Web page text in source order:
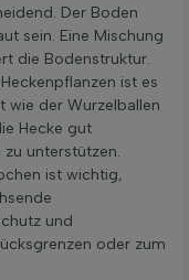
Der Boden
sein. Eine Mischung
die Bodenstruktur.
ist es
der Wurzelballen
Hecke gut
unterstützen.
ist wichtig,
und
oder zum